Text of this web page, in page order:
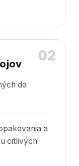
02
do
a
citlivých